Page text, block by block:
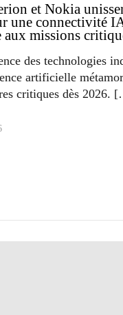
et Nokia
une connectivité
aux missions
des technologies
artificielle
critiques dès 2026.